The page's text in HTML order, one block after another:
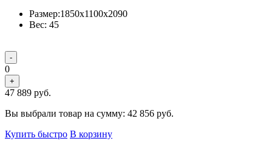
Размер:1850x1100x2090
Вес: 45
-
0
+
47 889 руб.
Вы выбрали товар на сумму: 42 856 руб.
Купить быстро В корзину